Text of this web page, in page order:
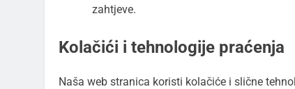
zahtjeve.
Kolačići i tehnologije praćenja
Naša web stranica koristi kolačiće i slične